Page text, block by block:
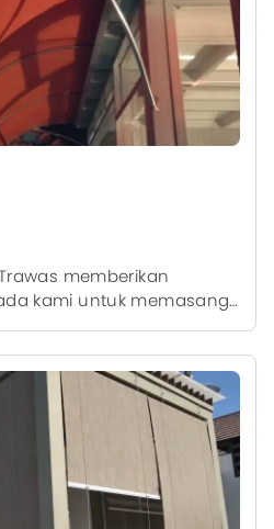
memberikan
kami untuk memasang